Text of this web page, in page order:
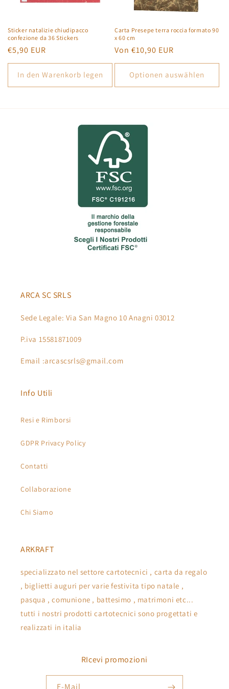
:
Sticker natalizie chiudipacco
confezione da 36 Stickers
Normaler
Preis
€5,90 EUR
In den Warenkorb legen
Carta Presepe terra roccia formato 90
x 60 cm
Normaler
Preis
Von €10,90 EUR
Optionen auswählen
ARCA SC SRLS
Sede Legale: Via San Magno 10 Anagni 03012
P.iva 15581871009
Email :arcascsrls@gmail.com
Info Utili
Resi e Rimborsi
GDPR Privacy Policy
Contatti
Collaborazione
Chi Siamo
ARKRAFT
specializzato nel settore cartotecnici , carta da regalo
, biglietti auguri per varie festivita tipo natale ,
pasqua , comunione , battesimo , matrimoni etc...
tutti i nostri prodotti cartotecnici sono progettati e
realizzati in italia
RIcevi promozioni
E-Mail